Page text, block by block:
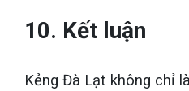
10. Kết luận
Kẻng Đà Lạt không chỉ